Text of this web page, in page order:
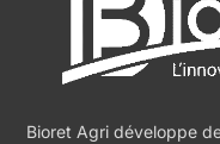
Bioret Agri développe